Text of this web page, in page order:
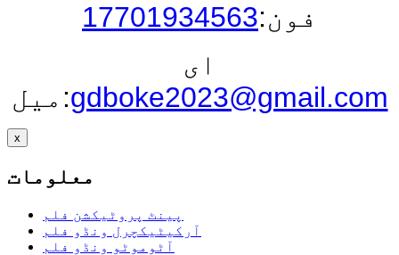
فون:17701934563
ای
میل:gdboke2023@gmail.com
x
معلومات
پینٹ پروٹیکشن فلم
آرکیٹیکچرل ونڈو فلم
آٹوموٹو ونڈو فلم